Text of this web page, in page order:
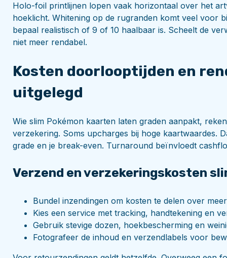
Holo-foil printlijnen lopen vaak horizontaal over het
hoeklicht. Whitening op de rugranden komt veel voor
bepaal realistisch of 9 of 10 haalbaar is. Scheelt de
niet meer rendabel.
Kosten doorlooptijden en
uitgelegd
Wie slim Pokémon kaarten laten graden aanpakt,
verzekering. Soms upcharges bij hoge kaartwaardes.
grade en je break-even. Turnaround beïnvloedt
Verzend en verzekeringskosten
Bundel inzendingen om kosten te delen over
Kies een service met tracking, handtekening en
Gebruik stevige dozen, hoekbescherming en
Fotografeer de inhoud en verzendlabels voor